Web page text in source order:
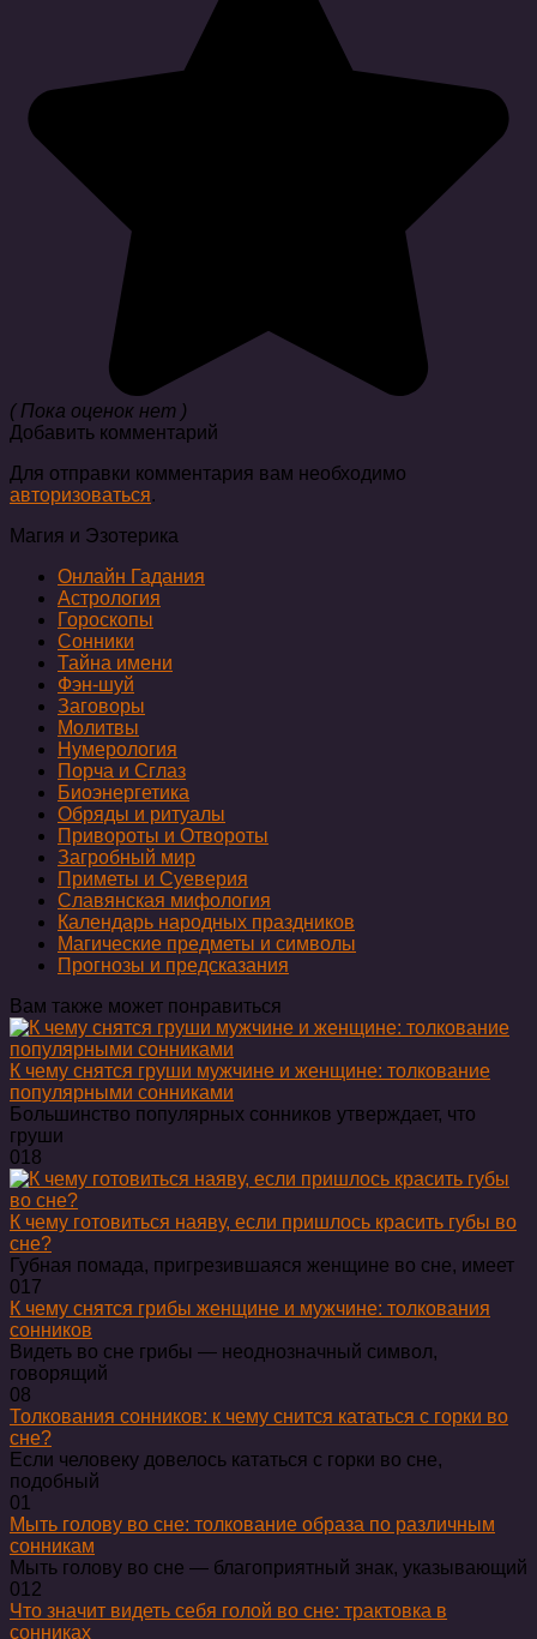
( Пока оценок нет )
Добавить комментарий
Для отправки комментария вам необходимо
авторизоваться.
Магия и Эзотерика
Онлайн Гадания
Астрология
Гороскопы
Сонники
Тайна имени
Фэн-шуй
Заговоры
Молитвы
Нумерология
Порча и Сглаз
Биоэнергетика
Обряды и ритуалы
Привороты и Отвороты
Загробный мир
Приметы и Суеверия
Славянская мифология
Календарь народных праздников
Магические предметы и символы
Прогнозы и предсказания
Вам также может понравиться
К чему снятся груши мужчине и женщине: толкование
популярными сонниками
Большинство популярных сонников утверждает, что
груши
018
К чему готовиться наяву, если пришлось красить губы во
сне?
Губная помада, пригрезившаяся женщине во сне, имеет
017
К чему снятся грибы женщине и мужчине: толкования
сонников
Видеть во сне грибы — неоднозначный символ,
говорящий
08
Толкования сонников: к чему снится кататься с горки во
сне?
Если человеку довелось кататься с горки во сне,
подобный
01
Мыть голову во сне: толкование образа по различным
сонникам
Мыть голову во сне — благоприятный знак, указывающий
012
Что значит видеть себя голой во сне: трактовка в
сонниках